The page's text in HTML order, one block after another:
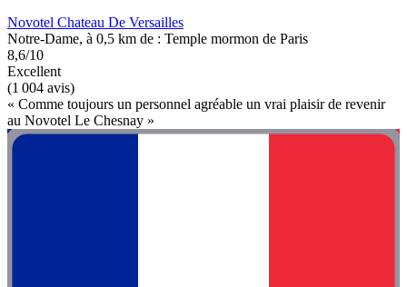
Novotel Chateau De Versailles
Notre-Dame, à 0,5 km de : Temple mormon de Paris
8,6/10
Excellent
(1 004 avis)
« Comme toujours un personnel agréable un vrai plaisir de revenir
au Novotel Le Chesnay »